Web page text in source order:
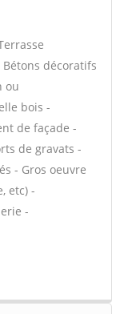
décoratifs
ou
bois -
de façade -
de gravats -
- Gros oeuvre
etc) -
-